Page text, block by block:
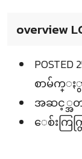
overview
POSTED
စာမ်က္ႏွ
အဆင့္အတ
ေစ်းကြက္